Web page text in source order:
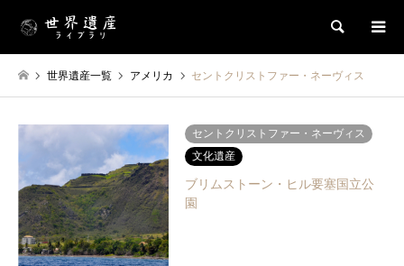
検索
世界遺産一覧 アメリカ セントクリストファー・ネーヴィス
セントクリストファー・ネーヴィス
文化遺産
ブリムストーン・ヒル要塞国立公
園